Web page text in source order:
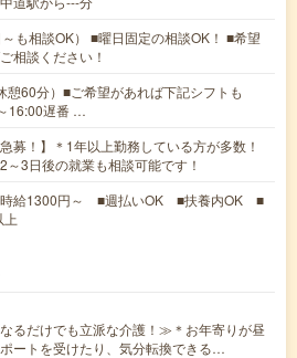
も相談OK） ■曜日固定の相談OK！ ■希望
相談ください！
憩60分）■ご希望があれば下記シフトも
16:00遅番 …
募！】＊1年以上勤務している方が多数！
～3日後の就業も相談可能です！
時給1300円～ ■週払いOK ■扶養内OK ■
上
るだけでも立派な介護！≫＊お年寄りが昼
ートを受けたり、気分転換できる…